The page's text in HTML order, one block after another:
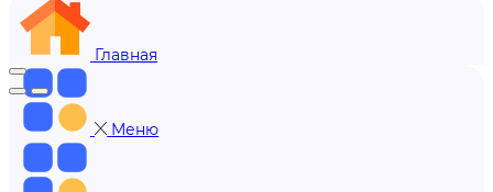
Главная
Меню